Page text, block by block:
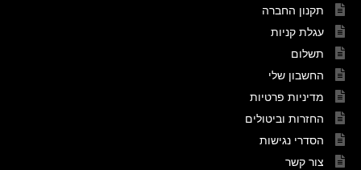
תקנון החברה
עגלת קניות
תשלום
החשבון שלי
מדיניות פרטיות
החזרות וביטולים
הסדרי נגישות
צור קשר